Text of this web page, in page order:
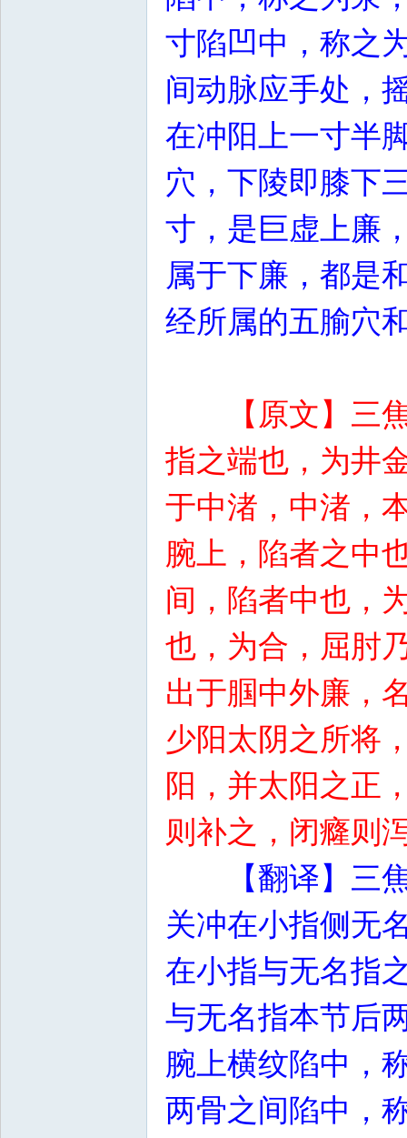
寸陷凹中，称之
间动脉应手处，
在冲阳上一寸半
穴，下陵即膝下
寸，是巨虚上廉
属于下廉，都是
经所属的五腧穴
【原文】三
指之端也，为井
于中渚，中渚，
腕上，陷者之中
间，陷者中也，
也，为合，屈肘
出于腘中外廉，
少阳太阴之所将
阳，并太阳之正
则补之，闭癃则
【翻译】三
关冲在小指侧无
在小指与无名指
与无名指本节后
腕上横纹陷中，
两骨之间陷中，